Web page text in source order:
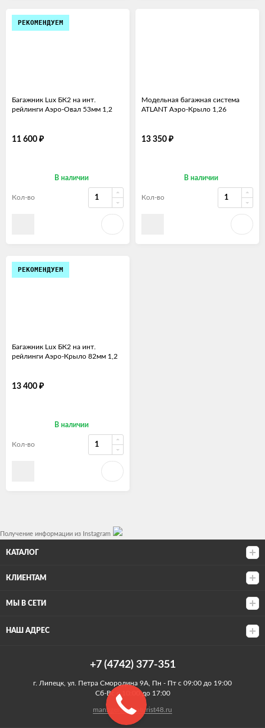
РЕКОМЕНДУЕМ
Багажник Lux БК2 на инт.
рейлинги Аэро-Овал 53мм 1,2
11 600 ₽
В наличии
Кол-во
Модельная багажная система
ATLANT Аэро-Крыло 1,26
13 350 ₽
В наличии
Кол-во
РЕКОМЕНДУЕМ
Багажник Lux БК2 на инт.
рейлинги Аэро-Крыло 82мм 1,2
13 400 ₽
В наличии
Кол-во
Получение информации из Instagram
КАТАЛОГ
КЛИЕНТАМ
МЫ В СЕТИ
НАШ АДРЕС
+7 (4742) 377-351
г. Липецк, ул. Петра Смородина 9А, Пн - Пт с 09:00 до 19:00
Сб-Вс с 10:00 до 17:00
manager@autoturist48.ru